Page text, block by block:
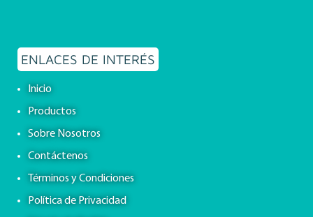
ENLACES DE INTERÉS
Inicio
Productos
Sobre Nosotros
Contáctenos
Términos y Condiciones
Política de Privacidad